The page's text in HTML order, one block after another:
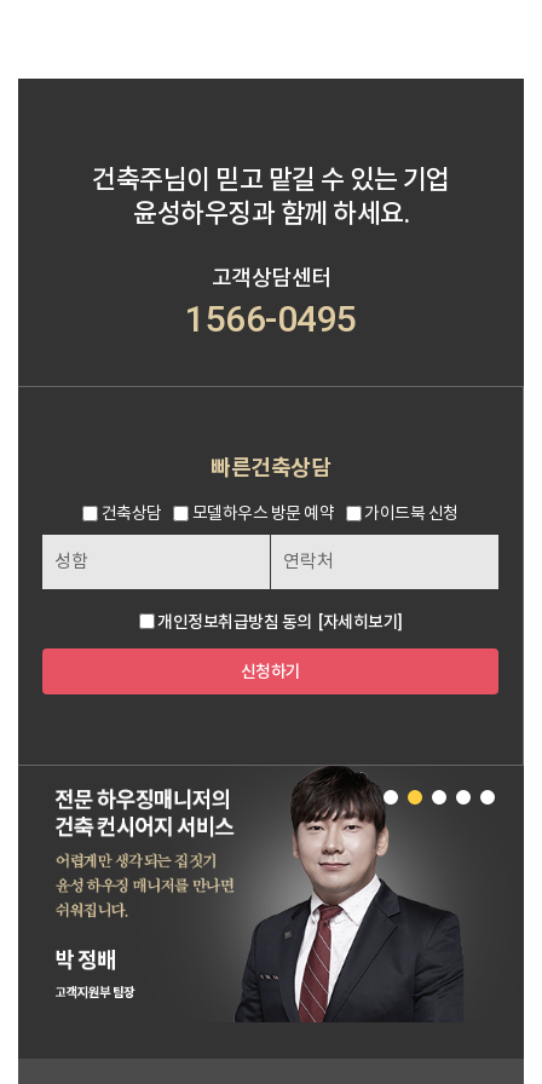
건축주님이 믿고 맡길 수 있는 기업
윤성하우징과 함께 하세요.
고객상담센터
1566-0495
빠른건축상담
건축상담 모델하우스 방문 예약 가이드북 신청
개인정보취급방침 동의 [자세히보기]
신청하기